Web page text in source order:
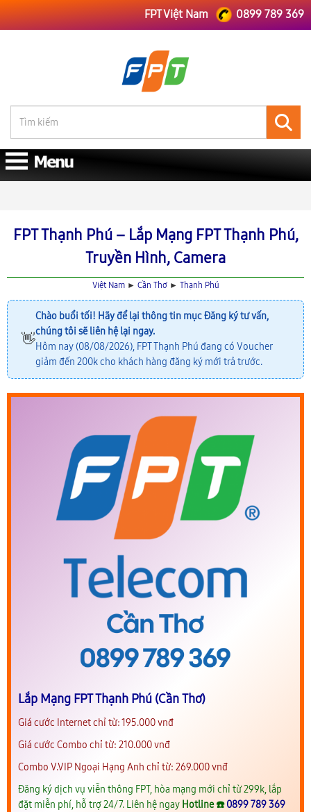
FPT Việt Nam 0899 789 369
FPT Thạnh Phú – Lắp Mạng FPT Thạnh Phú,
Truyền Hình, Camera
Việt Nam► Cần Thơ► Thạnh Phú
👋
Chào buổi tối! Hãy để lại thông tin mụcĐăng ký tư vấn,
chúng tôi sẽ liên hệ lại ngay.
Hôm nay (08/08/2026), FPT Thạnh Phú đang có Voucher
giảm đến 200k cho khách hàng đăng ký mới trả trước.
Lắp Mạng FPT Thạnh Phú (Cần Thơ)
Giá cước Internet chỉ từ: 195.000 vnđ
Giá cước Combo chỉ từ: 210.000 vnđ
Combo V.VIP Ngoại Hạng Anh chỉ từ: 269.000 vnđ
Đăng ký dịch vụ viễn thông FPT, hòa mạng mới chỉ từ 299k, lắp
đặt miễn phí, hỗ trợ 24/7. Liên hệ ngay Hotline ☎️0899 789 369